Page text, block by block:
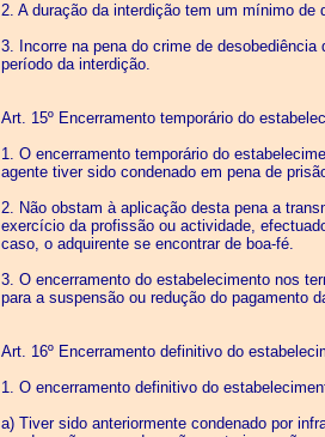
2. A duração da interdição tem um mínimo
3. Incorre na pena do crime de
período da interdição.
Art. 15º Encerramento temporário do
1. O encerramento temporário do
agente tiver sido condenado em pena de
2. Não obstam à aplicação desta pena a
exercício da profissão ou actividade,
caso, o adquirente se encontrar de boa-fé.
3. O encerramento do estabelecimento nos
para a suspensão ou redução do pagamento
Art. 16º Encerramento definitivo do
1. O encerramento definitivo do
a) Tiver sido anteriormente condenado por